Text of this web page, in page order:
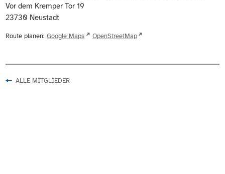
Vor dem Kremper Tor 19
23730 Neustadt
Route planen: Google Maps OpenStreetMap
ALLE MITGLIEDER